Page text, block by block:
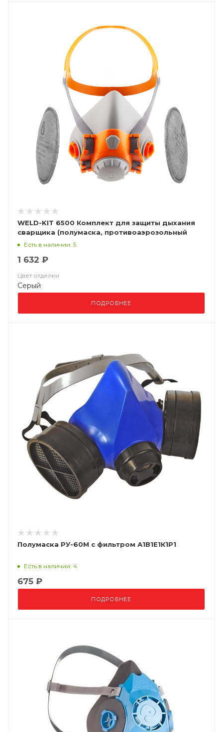
WELD-KIT 6500 Комплект для защиты дыхания
сварщика (полумаска, противоаэрозольный
фильтр P3R)
Есть в наличии: 5
1 632 ₽
Цвет отделки
Серый
ПОДРОБНЕЕ
Полумаска РУ-60М с фильтром А1В1Е1К1P1
Есть в наличии: 4
675 ₽
ПОДРОБНЕЕ